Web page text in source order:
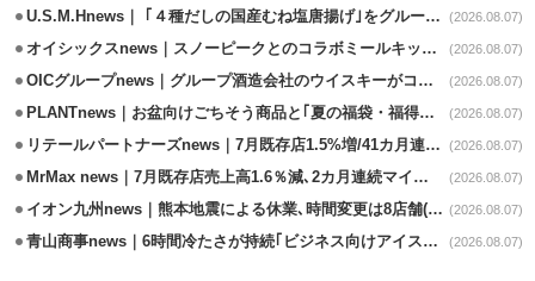
U.S.M.Hnews｜ ｢４種だしの国産むね塩唐揚げ｣をグループ610店で共同販促 (2026.08.07)
オイシックスnews｜スノーピークとのコラボミールキット8/13発売 (2026.08.07)
OICグループnews｜グループ酒造会社のウイスキーがコンペティション受賞 (2026.08.07)
PLANTnews｜お盆向けごちそう商品と｢夏の福袋・福得カート｣8/8から開催 (2026.08.07)
リテールパートナーズnews｜7月既存店1.5%増/41カ月連続増 (2026.08.07)
MrMax news｜7月既存店売上高1.6％減､2カ月連続マイナス (2026.08.07)
イオン九州news｜熊本地震による休業､時間変更は8店舗(8/7時点) (2026.08.07)
青山商事news｜6時間冷たさが持続｢ビジネス向けアイスベスト｣発売 (2026.08.07)